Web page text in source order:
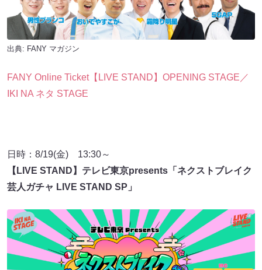
出典: FANY マガジン
FANY Online Ticket【LIVE STAND】OPENING STAGE／
IKI NA ネタ STAGE
日時：8/19(金) 13:30～
【LIVE STAND】テレビ東京presents「ネクストブレイク
芸人ガチャ LIVE STAND SP」